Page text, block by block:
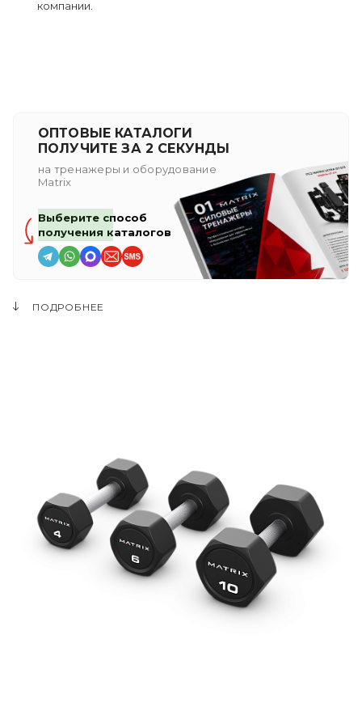
компании.
ОПТОВЫЕ КАТАЛОГИ
ПОЛУЧИТЕ ЗА 2 СЕКУНДЫ
на тренажеры и оборудование
Matrix
Выберите способ
получения каталогов
ПОДРОБНЕЕ